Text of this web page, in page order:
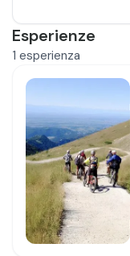
Esperienze
1 esperienza